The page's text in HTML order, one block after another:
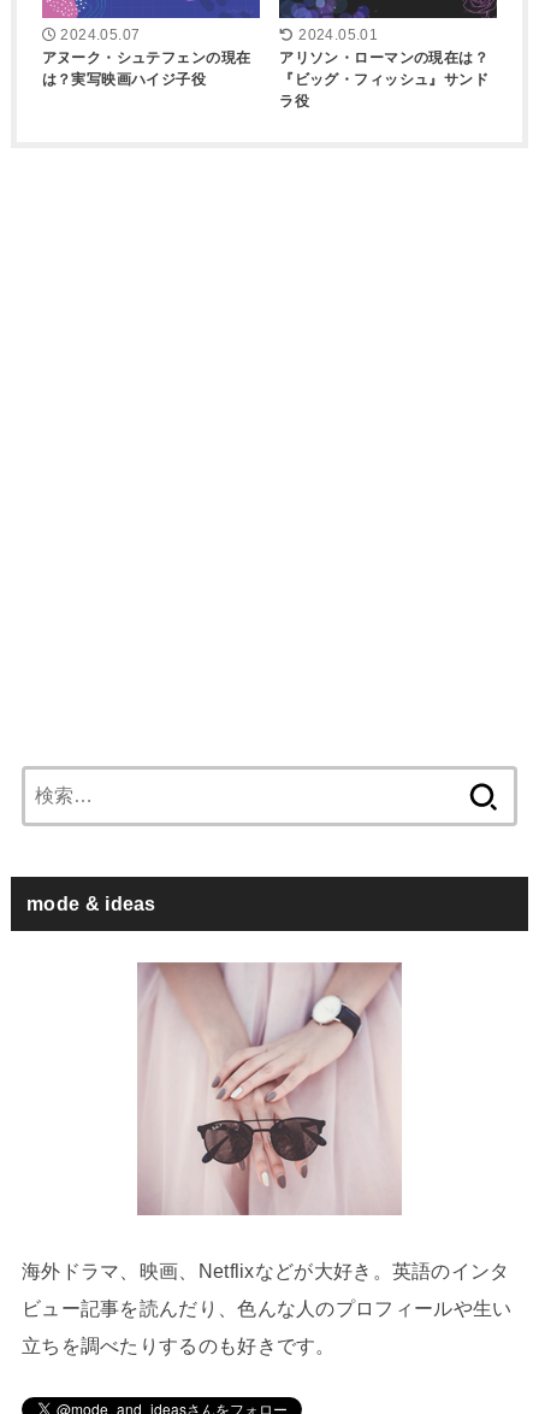
2024.05.07
アヌーク・シュテフェンの現在
は？実写映画ハイジ子役
2024.05.01
アリソン・ローマンの現在は？
『ビッグ・フィッシュ』サンド
ラ役
索:
mode & ideas
海外ドラマ、映画、Netflixなどが大好き。英語のインタ
ビュー記事を読んだり、色んな人のプロフィールや生い
立ちを調べたりするのも好きです。